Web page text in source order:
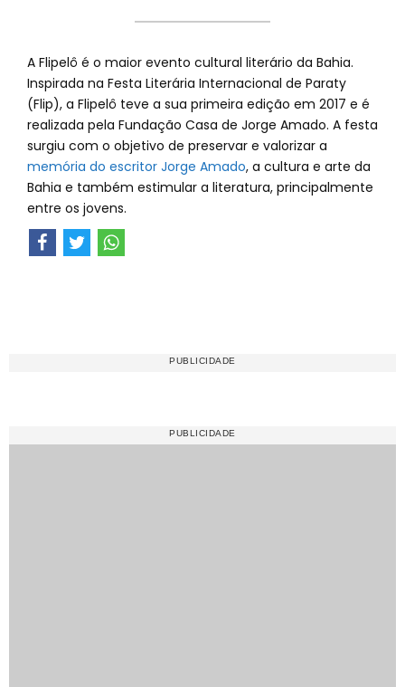
A Flipelô é o maior evento cultural literário da Bahia.
Inspirada na Festa Literária Internacional de Paraty
(Flip), a Flipelô teve a sua primeira edição em 2017 e é
realizada pela Fundação Casa de Jorge Amado. A festa
surgiu com o objetivo de preservar e valorizar a
memória do escritor Jorge Amado, a cultura e arte da
Bahia e também estimular a literatura, principalmente
entre os jovens.